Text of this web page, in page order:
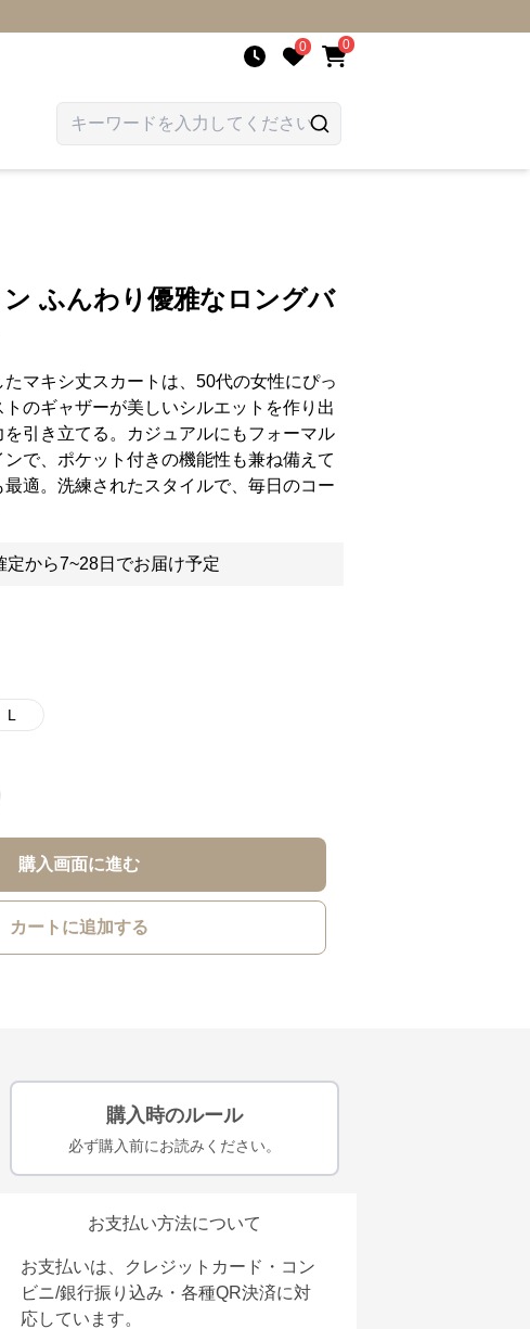
0 0
ふんわり優雅なロングバ
マキシ丈スカートは、50代の女性にぴっ
のギャザーが美しいシルエットを作り出
を引き立てる。カジュアルにもフォーマル
で、ポケット付きの機能性も兼ね備えて
適。洗練されたスタイルで、毎日のコー
定から7~28日でお届け予定
L
購入画面に進む
カートに追加する
購入時のルール
必ず購入前にお読みください。
お支払い方法について
お支払いは、クレジットカード・コン
ビニ/銀行振り込み・各種QR決済に対
応しています。